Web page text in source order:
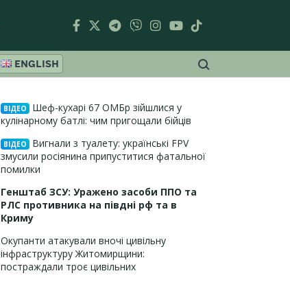
ENGLISH
ВІДЕО
Шеф-кухарі 67 ОМБр зійшлися у
кулінарному батлі: чим пригощали бійців
ВІДЕО
Вигнали з туалету: українські FPV
змусили росіянина припуститися фатальної
помилки
Генштаб ЗСУ: Уражено засоби ППО та
РЛС противника на півдні рф та в
Криму
Окупанти атакували вночі цивільну
інфраструктуру Житомирщини:
постраждали троє цивільних